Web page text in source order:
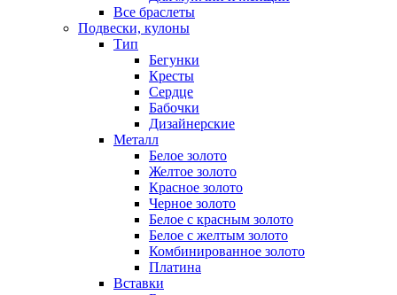
Все браслеты
Подвески, кулоны
Тип
Бегунки
Кресты
Сердце
Бабочки
Дизайнерские
Металл
Белое золото
Желтое золото
Красное золото
Черное золото
Белое с красным золото
Белое с желтым золото
Комбинированное золото
Платина
Вставки